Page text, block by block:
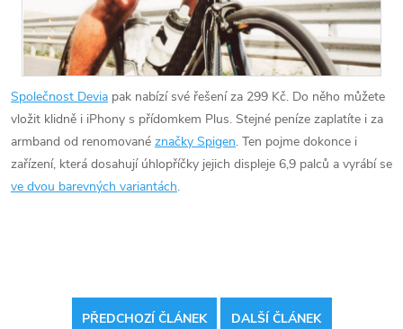
Společnost Devia pak nabízí své řešení za 299 Kč. Do něho můžete
vložit klidně i iPhony s přídomkem Plus. Stejné peníze zaplatíte i za
armband od renomované značky Spigen. Ten pojme dokonce i
zařízení, která dosahují úhlopříčky jejich displeje 6,9 palců a vyrábí se
ve dvou barevných variantách.
PŘEDCHOZÍ ČLÁNEK DALŠÍ ČLÁNEK